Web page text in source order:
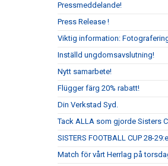
Pressmeddelande!
Press Release !
Viktig information:
Inställd ungdomsavslutning!
Nytt samarbete!
Flügger färg 20% rabatt!
Din Verkstad Syd.
Tack ALLA som gjorde Sisters
SISTERS FOOTBALL CUP 28-
Match för vårt Herrlag på